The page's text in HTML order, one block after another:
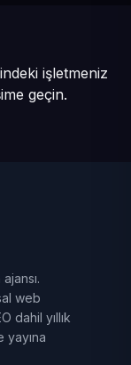
işletmeniz
geçin.
web
dahil yıllık
yayına